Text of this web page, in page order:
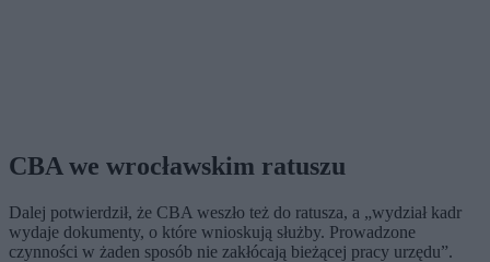
CBA we wrocławskim ratuszu
Dalej potwierdził, że CBA weszło też do ratusza, a „wydział kadr
wydaje dokumenty, o które wnioskują służby. Prowadzone
czynności w żaden sposób nie zakłócają bieżącej pracy urzędu”.